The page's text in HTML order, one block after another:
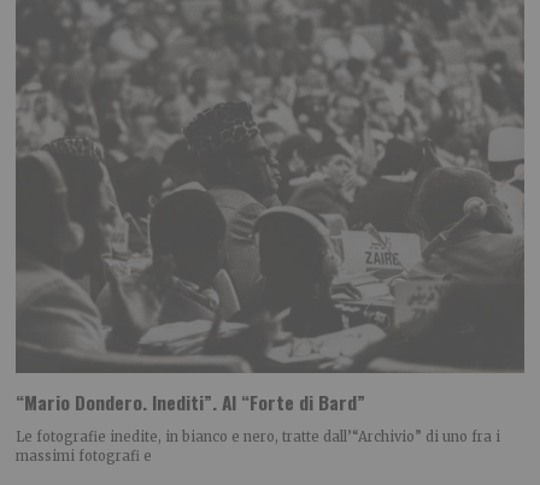
“Mario Dondero. Inediti”. Al “Forte di Bard”
Le fotografie inedite, in bianco e nero, tratte dall’“Archivio” di uno fra i
massimi fotografi e